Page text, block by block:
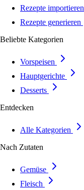
Rezepte importieren
Rezepte generieren
Beliebte Kategorien
Vorspeisen
Hauptgerichte
Desserts
Entdecken
Alle Kategorien
Nach Zutaten
Gemüse
Fleisch